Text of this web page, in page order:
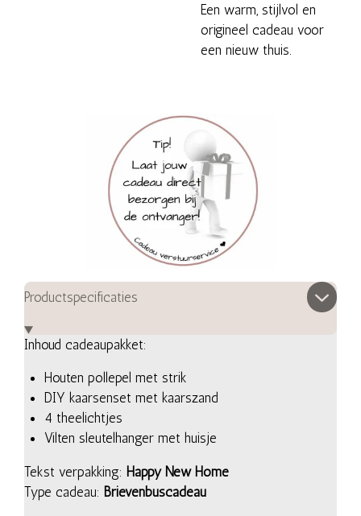
Een warm, stijlvol en
origineel cadeau voor
een nieuw thuis.
Productspecificaties
Inhoud cadeaupakket:
Houten pollepel met strik
DIY kaarsenset met kaarszand
4 theelichtjes
Vilten sleutelhanger met huisje
Tekst verpakking: Happy New Home
Type cadeau: Brievenbuscadeau